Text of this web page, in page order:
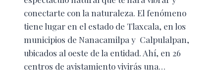
conectarte con la naturaleza. El fenómeno
tiene lugar en el estado de Tlaxcala, en los
municipios de Nanacamilpa y Calpulalpan,
ubicados al oeste de la entidad. Ahí, en 26
centros de avistamiento vivirás una…